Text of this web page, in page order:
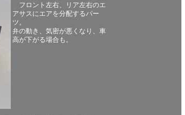
フロント左右、リア左右のエ
アサスにエアを分配するパー
ツ。
弁の動き、気密が悪くなり、車
高が下がる場合も。